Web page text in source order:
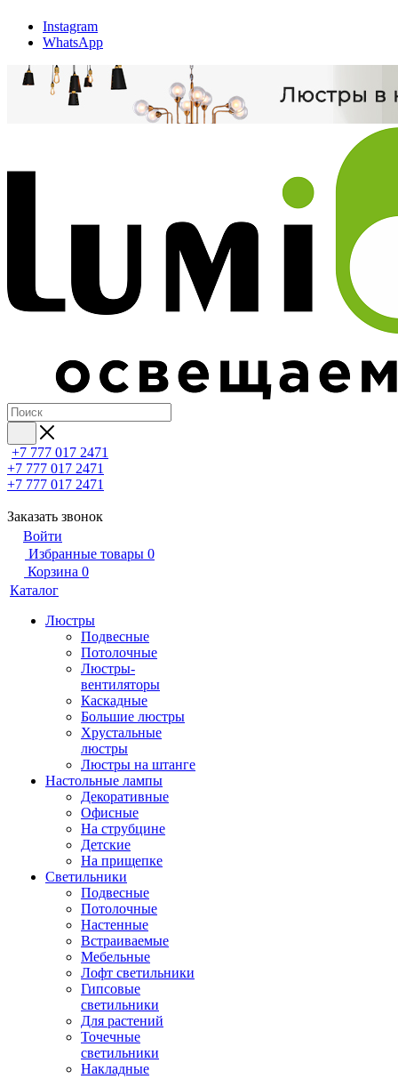
Instagram
WhatsApp
+7 777 017 2471
+7 777 017 2471
+7 777 017 2471
Заказать звонок
Войти
Избранные товары 0
Корзина 0
Каталог
Люстры
Подвесные
Потолочные
Люстры-
вентиляторы
Каскадные
Большие люстры
Хрустальные
люстры
Люстры на штанге
Настольные лампы
Декоративные
Офисные
На струбцине
Детские
На прищепке
Светильники
Подвесные
Потолочные
Настенные
Встраиваемые
Мебельные
Лофт светильники
Гипсовые
светильники
Для растений
Точечные
светильники
Накладные